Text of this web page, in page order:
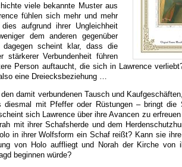
viele bekannte Muster aus
fühlen sich mehr und mehr
aufgrund ihrer Ungleichheit
dem anderen gegenüber
scheint klar, dass die
stärkerer Verbundenheit führen
Person auftaucht, die sich in Lawrence
eine Dreiecksbeziehung …
damit verbundenen Tausch und
mit Pfeffer oder Rüstungen – bringt die
sich Lawrence über ihre Avancen zu
mit ihrer Schafsherde und dem
in ihrer Wolfsform ein Schaf reißt? Kann sie
von Holo auffliegt und Norah der Kirche von
beginnen würde?